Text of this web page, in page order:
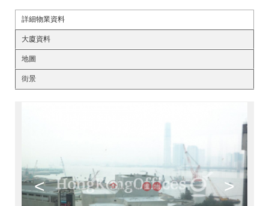
詳細物業資料
大廈資料
地圖
街景
< >